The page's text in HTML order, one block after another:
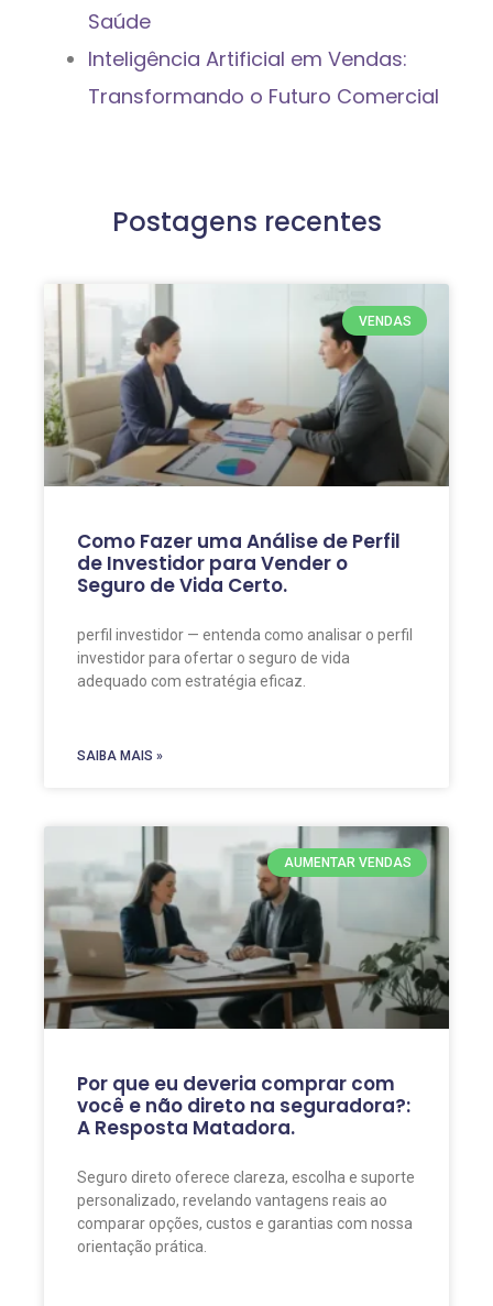
Saúde
Inteligência Artificial em Vendas:
Transformando o Futuro Comercial
Postagens recentes
VENDAS
Como Fazer uma Análise de Perfil
de Investidor para Vender o
Seguro de Vida Certo.
perfil investidor — entenda como analisar o perfil
investidor para ofertar o seguro de vida
adequado com estratégia eficaz.
SAIBA MAIS »
AUMENTAR VENDAS
Por que eu deveria comprar com
você e não direto na seguradora?:
A Resposta Matadora.
Seguro direto oferece clareza, escolha e suporte
personalizado, revelando vantagens reais ao
comparar opções, custos e garantias com nossa
orientação prática.